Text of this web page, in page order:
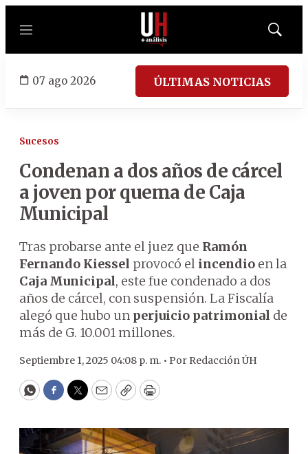
Menú
Mostrar
07 ago 2026 ÚLTIMAS NOTICIAS
Sucesos
Condenan a dos años de cárcel
a joven por quema de Caja
Municipal
Tras probarse ante el juez que Ramón
Fernando Kiessel provocó el incendio en la
Caja Municipal, este fue condenado a dos
años de cárcel, con suspensión. La Fiscalía
alegó que hubo un perjuicio patrimonial de
más de G. 10.001 millones.
Septiembre 1, 2025 04:08 p. m. • Por Redacción ÚH
WhatsApp
Facebook
Twitter
EmailCopyPrint